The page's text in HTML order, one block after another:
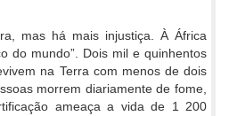
mas há mais injustiça. À África
do mundo”. Dois mil e quinhentos
na Terra com menos de dois
morrem diariamente de fome,
ameaça a vida de 1 200